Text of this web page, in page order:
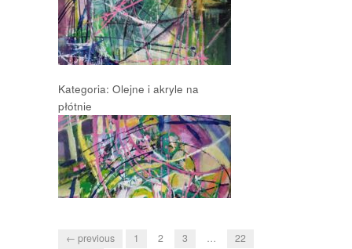
Kategoria: Olejne i akryle na
płótnie
← previous 1 2 3 …
22